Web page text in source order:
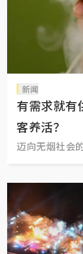
新闻
有需求就
客养活？
迈向无烟社会